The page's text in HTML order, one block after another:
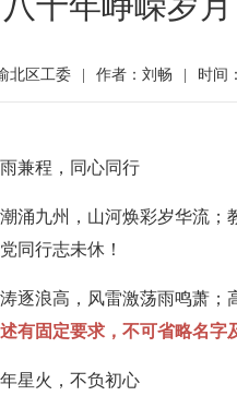
北区工委 作者：刘畅 时间
兼程，同心同行
涌九州，山河焕彩岁华流；
同行志未休！
逐浪高，风雷激荡雨鸣萧；
有固定要求，不可省略名字
星火，不负初心